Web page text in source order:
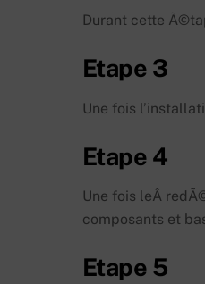
Durant cette
Etape 3
Une fois
Etape 4
Une fois leÂ
composants et
Etape 5